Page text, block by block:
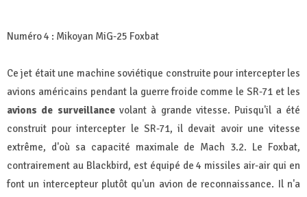
Numéro 4 : Mikoyan MiG-25 Foxbat
Ce jet était une machine soviétique construite pour intercepter les
avions américains pendant la guerre froide comme le SR-71 et les
avions de surveillancevolant à grande vitesse. Puisqu'il a été
construit pour intercepter le SR-71, il devait avoir une vitesse
extrême, d'où sa capacité maximale de Mach 3.2. Le Foxbat,
contrairement au Blackbird, est équipé de 4 missiles air-air qui en
font un intercepteur plutôt qu'un avion de reconnaissance. Il n'a